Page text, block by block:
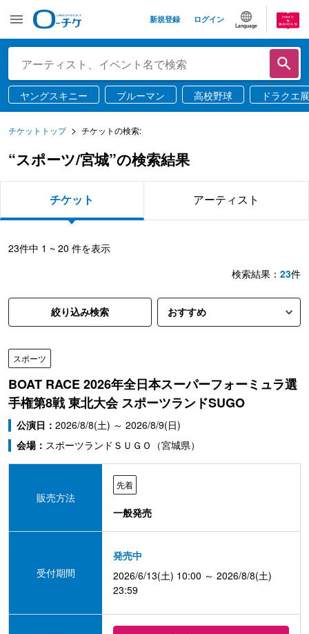
新規登録 ログイン
Language
ヤングスキニー ブルーマン 高校野球 ドラクエ展
チケットトップ チケットの検索:
“スポーツ/宮城”の検索結果
チケット アーティスト
23件中 1 ~ 20 件を表示
検索結果： 23件
絞り込み検索
スポーツ
BOAT RACE 2026年全日本スーパーフォーミュラ選
手権第8戦 東北大会 スポーツランドSUGO
公演日： 2026/8/8(土) ～ 2026/8/9(日)
会場： スポーツランドＳＵＧＯ（宮城県）
販売方法
先着
一般発売
受付期間
発売中
2026/6/13(土) 10:00 ～ 2026/8/8(土)
23:59